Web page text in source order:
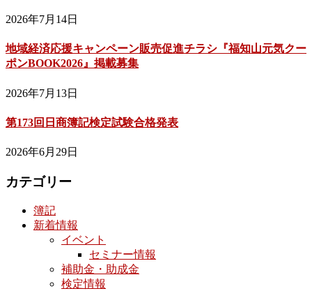
2026年7月14日
地域経済応援キャンペーン販売促進チラシ『福知山元気クー
ポンBOOK2026』掲載募集
2026年7月13日
第173回日商簿記検定試験合格発表
2026年6月29日
カテゴリー
簿記
新着情報
イベント
セミナー情報
補助金・助成金
検定情報